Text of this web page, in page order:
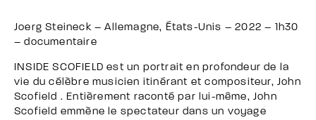
Joerg Steineck – Allemagne, États-Unis – 2022 – 1h30
– documentaire
INSIDE SCOFIELD est un portrait en profondeur de la
vie du célèbre musicien itinérant et compositeur, John
Scofield . Entièrement raconté par lui-même, John
Scofield emmène le spectateur dans un voyage